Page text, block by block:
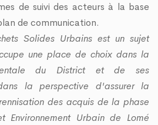
de suivi des acteurs à la base
de communication.
Solides Urbains est un sujet
une place de choix dans la
du District et de ses
la perspective d'assurer la
des acquis de la phase
Urbain de Lomé